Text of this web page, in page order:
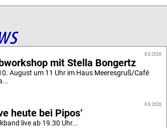
8.8.2026
mit Stella Bongertz
August um 11 Uhr im Haus Meeresgruß/Café
8.8.2026
heute bei Pipos‘
live ab 19.30 Uhr...